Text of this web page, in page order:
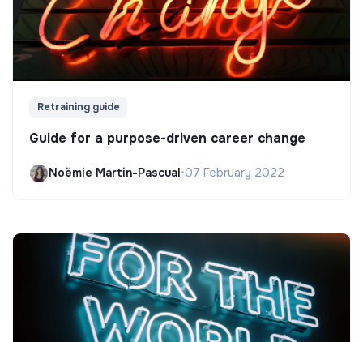
Retraining guide
Guide for a purpose-driven career change
Noëmie Martin-Pascual•07 February 2022